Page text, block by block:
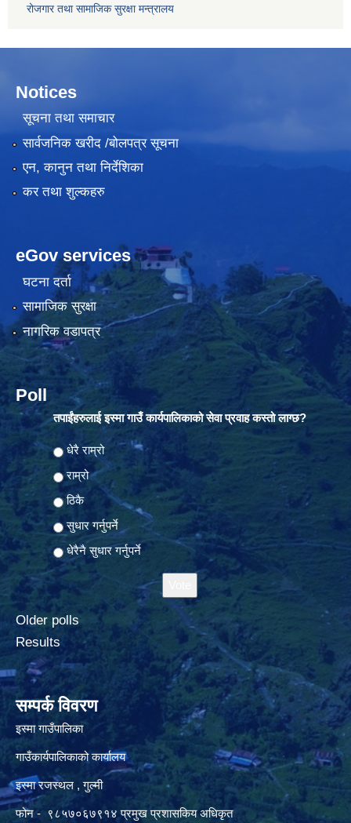
रोजगार तथा सामाजिक सुरक्षा मन्त्रालय
Notices
सूचना तथा समाचार
सार्वजनिक खरीद /बोलपत्र सूचना
एन, कानुन तथा निर्देशिका
कर तथा शुल्कहरु
eGov services
घटना दर्ता
सामाजिक सुरक्षा
नागरिक वडापत्र
Poll
तपाईंहरुलाई इस्मा गाउँ कार्यपालिकाको सेवा प्रवाह कस्तो लाग्छ?
Choices
धेरै राम्रो
राम्रो
ठिकै
सुधार गर्नुपर्ने
धेरैनै सुधार गर्नुपर्ने
Older polls
Results
सम्पर्क विवरण
इस्मा गाउँपालिका
गाउँकार्यपालिकाको कार्यालय
इस्मा रजस्थल , गुल्मी
फोन - ९८५७०६७९१४ प्रमुख प्रशासकिय अधिकृत